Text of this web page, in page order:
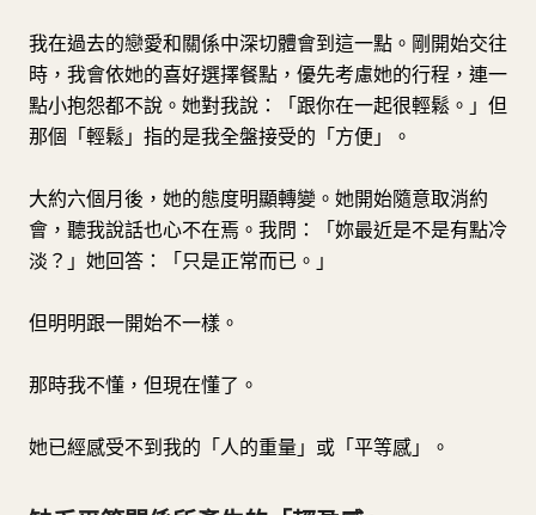
我在過去的戀愛和關係中深切體會到這一點。剛開始交往
時，我會依她的喜好選擇餐點，優先考慮她的行程，連一
點小抱怨都不說。她對我說：「跟你在一起很輕鬆。」但
那個「輕鬆」指的是我全盤接受的「方便」。
大約六個月後，她的態度明顯轉變。她開始隨意取消約
會，聽我說話也心不在焉。我問：「妳最近是不是有點冷
淡？」她回答：「只是正常而已。」
但明明跟一開始不一樣。
那時我不懂，但現在懂了。
她已經感受不到我的「人的重量」或「平等感」。